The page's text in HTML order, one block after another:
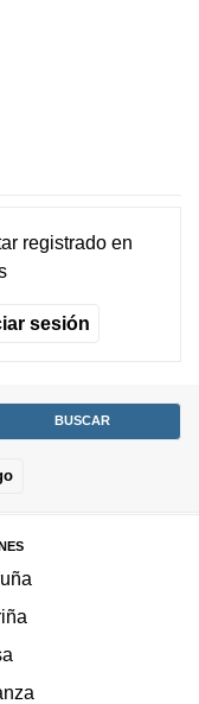
registradoen
sesión